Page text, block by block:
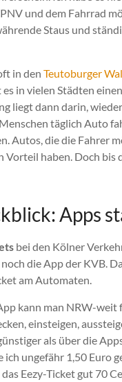
und dem Fahrrad
Staus und
in den Teutoburger
in vielen Städten
liegt dann darin,
täglich Auto
Autos, die die Fahrer
haben. Doch bis
Apps
bei den Kölner
die App der KVB.
am Automaten.
kann man NRW-weit
einsteigen,
als über die
ungefähr 1,50 Euro
Eezy-Ticket gut 70